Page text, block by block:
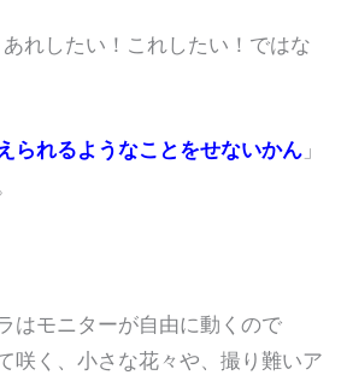
れしたい！これしたい！ではな
られるようなことをせないかん 」
はモニターが自由に動くので
咲く、小さな花々や、撮り難いア